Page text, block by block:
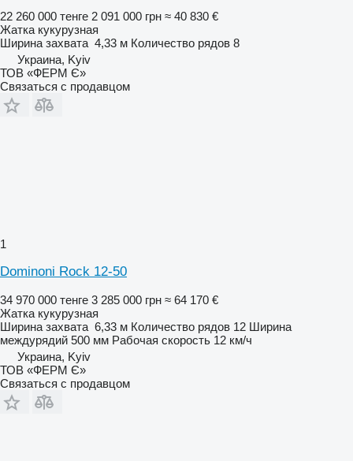
22 260 000 тенге 2 091 000 грн ≈ 40 830 €
Жатка кукурузная
Ширина захвата 4,33 м Количество рядов 8
Украина, Kyiv
ТОВ «ФЕРМ Є»
Связаться с продавцом
1
Dominoni Rock 12-50
34 970 000 тенге 3 285 000 грн ≈ 64 170 €
Жатка кукурузная
Ширина захвата 6,33 м Количество рядов 12 Ширина
междурядий 500 мм Рабочая скорость 12 км/ч
Украина, Kyiv
ТОВ «ФЕРМ Є»
Связаться с продавцом